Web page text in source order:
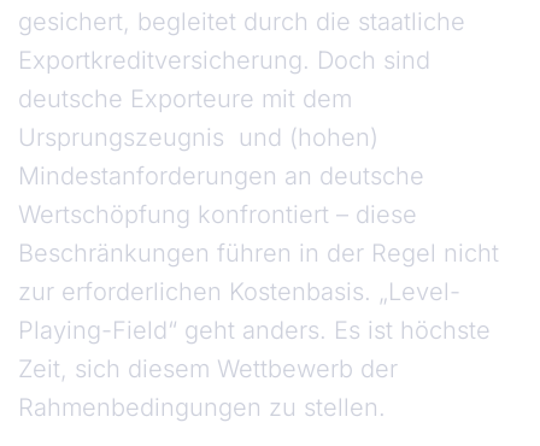
gesichert, begleitet durch die staatliche
Exportkreditversicherung. Doch sind
deutsche Exporteure mit dem
Ursprungszeugnis und (hohen)
Mindestanforderungen an deutsche
Wertschöpfung konfrontiert – diese
Beschränkungen führen in der Regel nicht
zur erforderlichen Kostenbasis. „Level-
Playing-Field“ geht anders. Es ist höchste
Zeit, sich diesem Wettbewerb der
Rahmenbedingungen zu stellen.